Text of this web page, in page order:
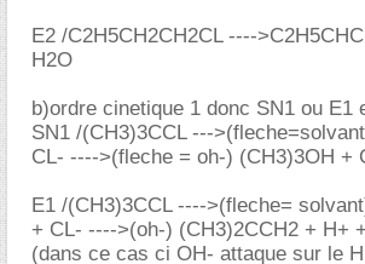
E2 /C2H5CH2CH2CL ----
H2O
b)ordre cinetique 1 donc SN1 ou E1
SN1 /(CH3)3CCL ---
CL- ---->(fleche = oh-) (CH3)3OH +
E1 /(CH3)3CCL ---->(fleche=
+ CL- ---->(oh-) (CH3)2CCH2 + H+
(dans ce cas ci OH- attaque sur le